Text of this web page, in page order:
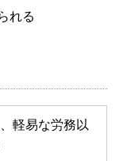
れる
軽易な労務以